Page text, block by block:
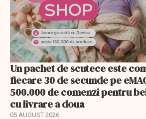
Un pachet de scutece este
fiecare 30 de secunde pe
500.000 de comenzi pentru
cu livrare a doua
05 AUGUST 2026